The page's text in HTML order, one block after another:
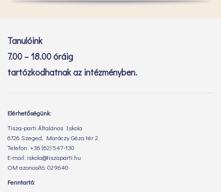
Tanulóink
7.00 – 18.00 óráig
tartózkodhatnak az intézményben.
Elérhetőségünk:
Tisza-parti Általános Iskola
6726 Szeged, Maróczy Géza tér 2.
Telefon: +36 (62) 547-130
E-mail: iskola@tiszaparti.hu
OM azonosító: 029640
Fenntartó: